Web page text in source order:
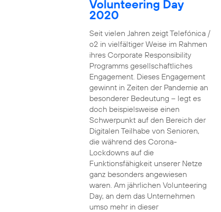
Volunteering Day
2020
Seit vielen Jahren zeigt Telefónica /
o2 in vielfältiger Weise im Rahmen
ihres Corporate Responsibility
Programms gesellschaftliches
Engagement. Dieses Engagement
gewinnt in Zeiten der Pandemie an
besonderer Bedeutung – legt es
doch beispielsweise einen
Schwerpunkt auf den Bereich der
Digitalen Teilhabe von Senioren,
die während des Corona-
Lockdowns auf die
Funktionsfähigkeit unserer Netze
ganz besonders angewiesen
waren. Am jährlichen Volunteering
Day, an dem das Unternehmen
umso mehr in dieser